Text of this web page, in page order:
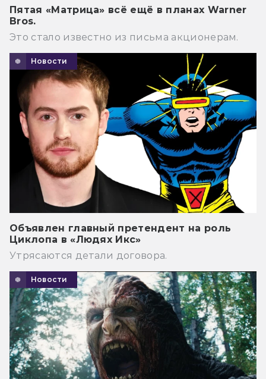
Пятая «Матрица» всё ещё в планах Warner
Bros.
Это стало известно из письма акционерам.
Новости
Объявлен главный претендент на роль
Циклопа в «Людях Икс»
Утрясаются детали договора.
Новости